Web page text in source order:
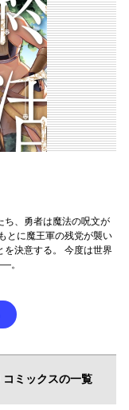
ち、勇者は魔法の呪文が
とに魔王軍の残党が襲い
を決意する。 今度は世界
。
コミックスの一覧